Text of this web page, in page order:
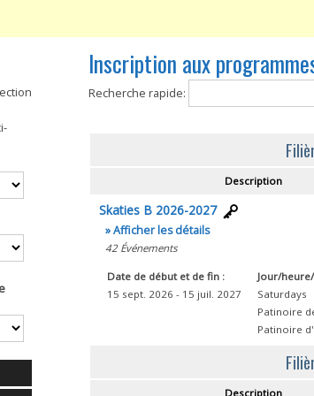
Inscription aux
Recherche rapide:
Description
Skaties B 2026-2027
» Afficher les détails
42 Événements
Date de début et de fin :
15 sept. 2026 - 15 juil. 2027
Jour/
Saturdays
Patinoire
Patinoire
Description